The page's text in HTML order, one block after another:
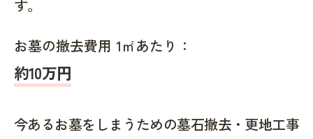
す。
お墓の撤去費用 1㎡あたり：
約10万円
今あるお墓をしまうための墓石撤去・更地工事